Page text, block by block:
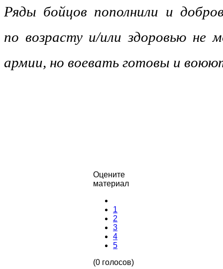
Ряды бойцов пополнили и
по возрасту и/или здоровью не
армии, но воевать готовы и
Оцените
материал
1
2
3
4
5
(0 голосов)